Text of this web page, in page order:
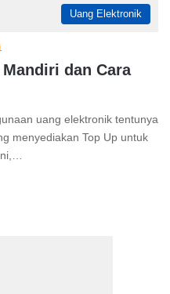
Uang Elektronik
dan Cara
uang elektronik tentunya
menyediakan Top Up untuk